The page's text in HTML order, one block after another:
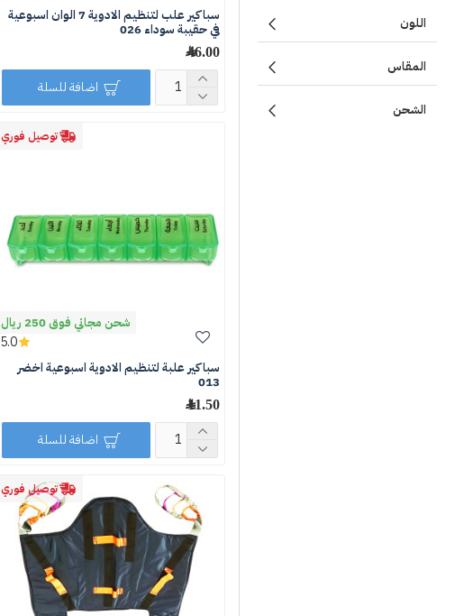
اللون
المقاس
الشحن
سباكير علب لتنظيم الادوية 7 الوان اسبوعية
في حقيبة سوداء 026
46.00 ﷼
اضافة للسلة
توصيل فوري
شحن مجاني فوق 250 ريال
سباكير علبة لتنظيم الادوية اسبوعية اخضر
013
11.50 ﷼
5.0
اضافة للسلة
توصيل فوري